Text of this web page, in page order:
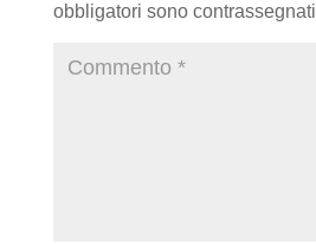
obbligatori sono contrassegnati